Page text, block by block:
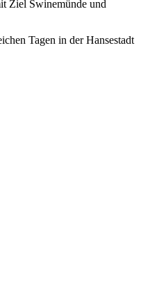
Ziel Swinemünde und
Tagen in der Hansestadt